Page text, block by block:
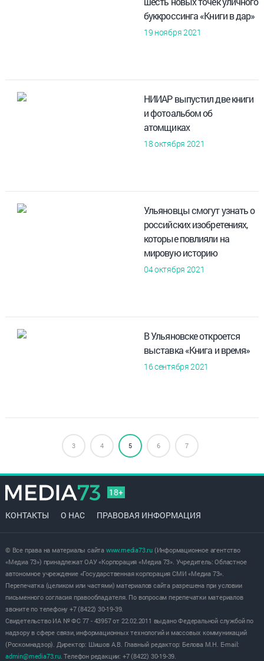
буккроссинга «Книги в дар»
19 ноября 2021
НИИАР выпустил две книги
и фотоальбом об
атомщиках
18 октября 2021
Ульяновцы смогут узнать о
российских изобретениях,
которые повлияли на
мировую историю
04 октября 2021
В Ульяновске откроется
выставка «Книга и время»
16 сентября 2021
3 4 5 6 7
18+
КОНТАКТЫ О НАС ПРАВОВАЯ ИНФОРМАЦИЯ
© Все права на материалы сайта www.media73.ru(Информационное агентство
«Медиа 73») принадлежат ОАУ «Корпорация «Медиа 73». Учредитель: Областное
автономное учреждение «Государственная корпорация СМИ «Медиа 73».
Перепечатка (целиком или частями) материалов сайта разрешена при условии
письменного согласия правообладателя. По вопросам перепечатки материалов
звоните по телефону +7 (8422) 30-19-39.
Свидетельство ИА № ФС 77 - 43957 от 22.02.2011 выдано Федеральной службой по
надзору в сфере связи, информационных технологий и массовых коммуникаций
(Роскомнадзор). Директор: Шишов А.В. Главный редактор: Белова М.Н. E-mail:
admin@media73.ru. Телефон редакции: +7 (8422) 30-19-39.